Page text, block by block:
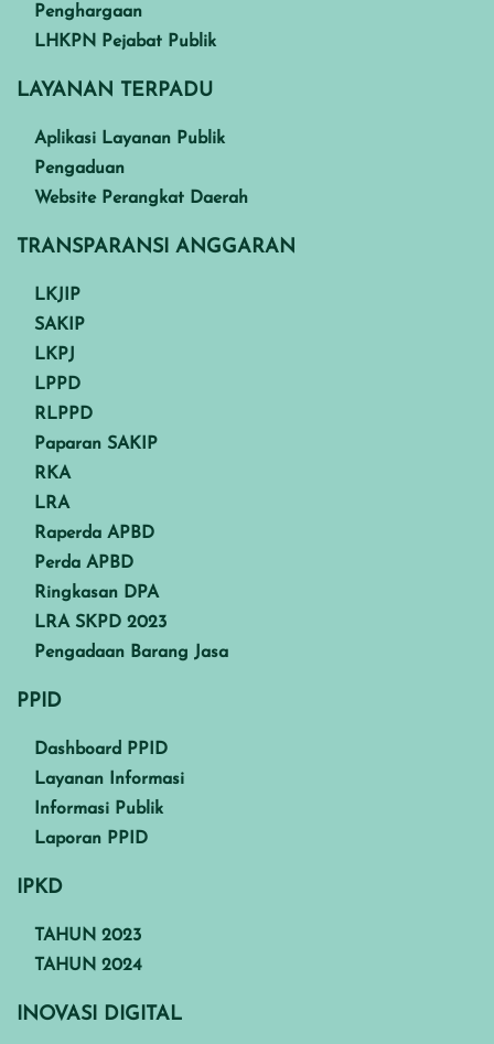
Penghargaan
LHKPN Pejabat Publik
LAYANAN TERPADU
Aplikasi Layanan Publik
Pengaduan
Website Perangkat Daerah
TRANSPARANSI ANGGARAN
LKJIP
SAKIP
LKPJ
LPPD
RLPPD
Paparan SAKIP
RKA
LRA
Raperda APBD
Perda APBD
Ringkasan DPA
LRA SKPD 2023
Pengadaan Barang Jasa
PPID
Dashboard PPID
Layanan Informasi
Informasi Publik
Laporan PPID
IPKD
TAHUN 2023
TAHUN 2024
INOVASI DIGITAL